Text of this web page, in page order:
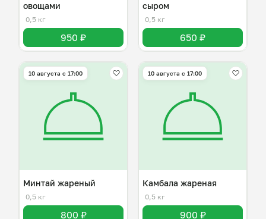
овощами
0,5 кг
950 ₽
сыром
0,5 кг
650 ₽
10 августа с 17:00
Минтай жареный
0,5 кг
800 ₽
10 августа с 17:00
Камбала жареная
0,5 кг
900 ₽